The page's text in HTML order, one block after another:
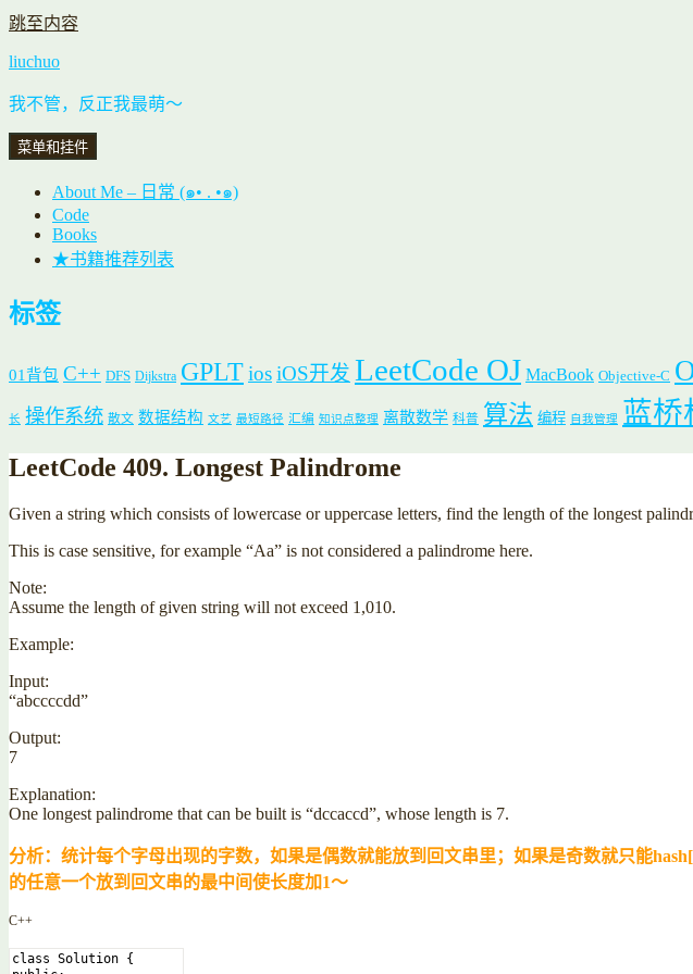
跳至内容
liuchuo
我不管，反正我最萌～
菜单和挂件
About Me – 日常 (๑• . •๑)
Code
Books
★书籍推荐列表
标签
01背包 C++ DFS Dijkstra GPLTiosiOS开发 LeetCode OJ MacBook Objective-C
长 操作系统 散文 数据结构 文艺 最短路径 汇编 知识点整理 离散数学 科普 算法 编程 自我管理 蓝桥
LeetCode 409. Longest Palindrome
Given a string which consists of lowercase or uppercase letters, find the length of the longest
This is case sensitive, for example “Aa” is not considered a palindrome here.
Note:
Assume the length of given string will not exceed 1,010.
Example:
Input:
“abccccdd”
Output:
7
Explanation:
One longest palindrome that can be built is “dccaccd”, whose length is 7.
分析：统计每个字母出现的字数，如果是偶数就能放到回文串里；如果是奇数就只能
的任意一个放到回文串的最中间使长度加1～
C++